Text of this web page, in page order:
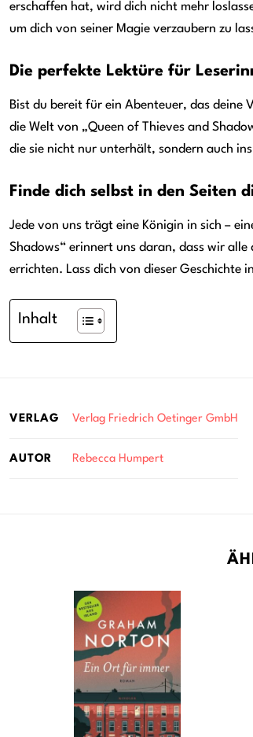
erschaffen hat, wird dich nicht mehr
um dich von seiner Magie verzaubern zu
Die perfekte Lektüre für
Bist du bereit für ein Abenteuer, das deine
die Welt von „Queen of Thieves and
die sie nicht nur unterhält, sondern auch
Finde dich selbst in den Seiten
Jede von uns trägt eine Königin in sich –
Shadows“ erinnert uns daran, dass wir alle
errichten. Lass dich von dieser Geschichte
Inhalt
VERLAG Verlag Friedrich Oetinger GmbH
AUTOR Rebecca Humpert